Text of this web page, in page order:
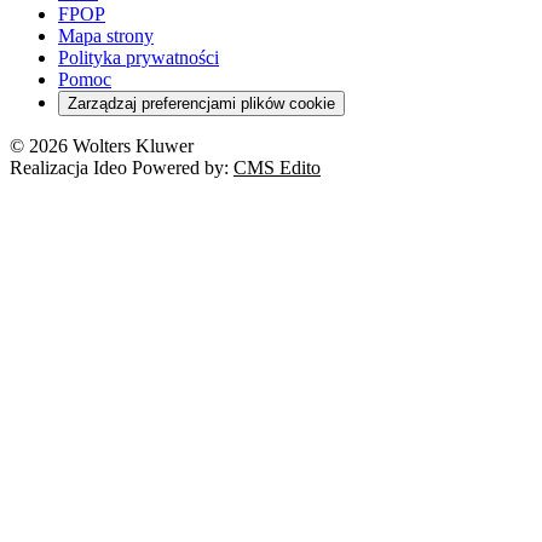
Kredyty
Cło
Deregulacja
Cyberbezpieczeństwo
Franczyza
Prawo autorskie
Szkoła i uczeń
Turystyka
Orzeczenia
RODO
FPOP
Mapa strony
Polityka prywatności
Pomoc
Zarządzaj preferencjami plików cookie
© 2026 Wolters Kluwer
Realizacja Ideo Powered by: CMS Edito